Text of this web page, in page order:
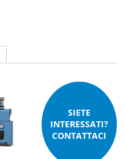
SIETE
INTERESSATI?
CONTATTACI